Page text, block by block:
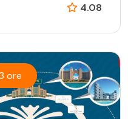
4.08
ore